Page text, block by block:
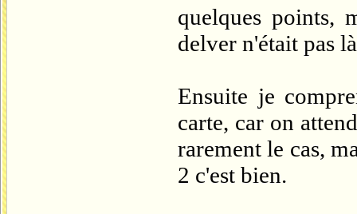
quelques points,
delver n'était pas
Ensuite je
carte, car on
rarement le cas,
2 c'est bien.